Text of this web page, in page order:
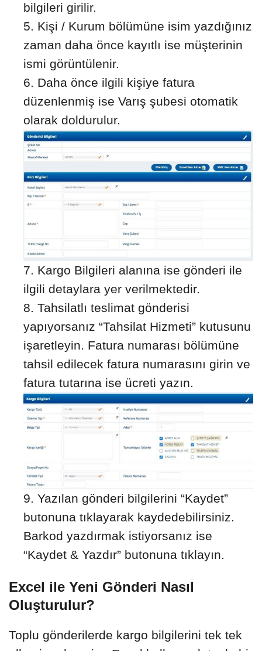
bilgileri girilir.
Kişi / Kurum bölümüne isim yazdığınız
zaman daha önce kayıtlı ise müşterinin
ismi görüntülenir.
Daha önce ilgili kişiye fatura
düzenlenmiş ise Varış şubesi otomatik
olarak doldurulur.
Kargo Bilgileri alanına ise gönderi ile
ilgili detaylara yer verilmektedir.
Tahsilatlı teslimat gönderisi
yapıyorsanız “Tahsilat Hizmeti” kutusunu
işaretleyin. Fatura numarası bölümüne
tahsil edilecek fatura numarasını girin ve
fatura tutarına ise ücreti yazın.
Yazılan gönderi bilgilerini “Kaydet”
butonuna tıklayarak kaydedebilirsiniz.
Barkod yazdırmak istiyorsanız ise
“Kaydet & Yazdır” butonuna tıklayın.
Excel ile Yeni Gönderi Nasıl
Oluşturulur?
Toplu gönderilerde kargo bilgilerini tek tek